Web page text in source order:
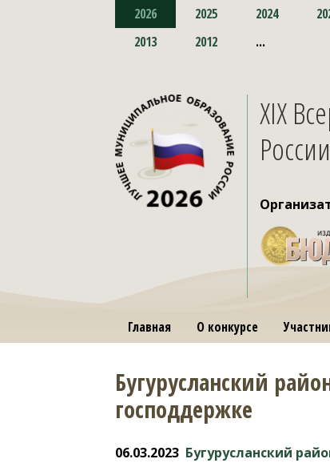
2026 2025 2024
2013
2012 ...
XIX
Главная О конкурсе
Бугурусланский
господдержке
06.03.2023 Бугурусланский